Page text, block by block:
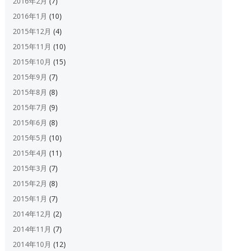
2016年1月 (10)
2015年12月 (4)
2015年11月 (10)
2015年10月 (15)
2015年9月 (7)
2015年8月 (8)
2015年7月 (9)
2015年6月 (8)
2015年5月 (10)
2015年4月 (11)
2015年3月 (7)
2015年2月 (8)
2015年1月 (7)
2014年12月 (2)
2014年11月 (7)
2014年10月 (12)